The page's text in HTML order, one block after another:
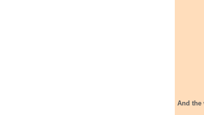
And the